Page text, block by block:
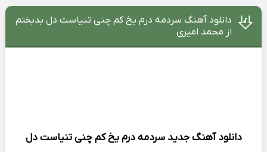
دانلود آهنگ سردمه درم یخ کم چنی تنیاست دل بدبختم
از محمد امیری
دانلود آهنگ جدید سردمه درم یخ کم چنی تنیاست دل